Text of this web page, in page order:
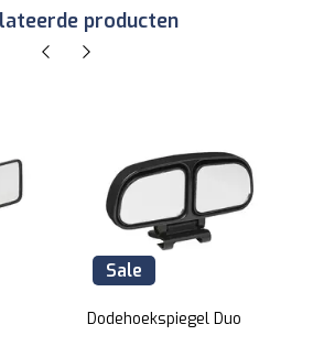
producten
Sale
Dodehoekspiegel Duo